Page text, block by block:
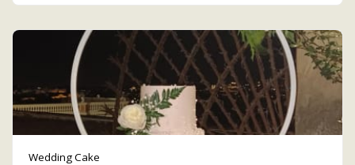
Wedding Cake